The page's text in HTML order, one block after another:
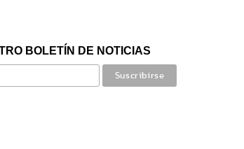
BOLETÍN DE NOTICIAS